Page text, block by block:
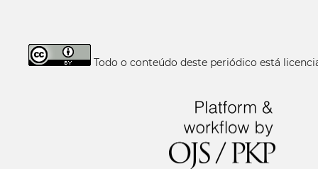
Todo o conteúdo deste periódico está